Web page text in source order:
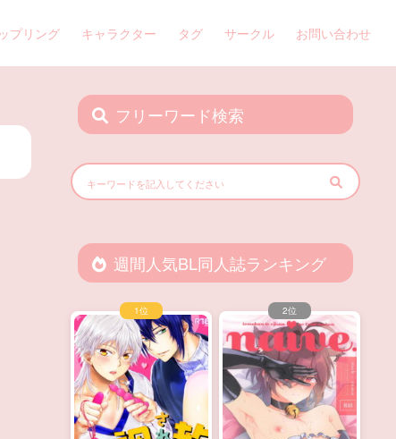
プリング キャラクター タグ サークル お問い合わせ
フリーワード検索
週間人気BL同人誌ランキング